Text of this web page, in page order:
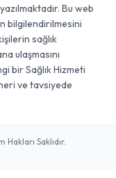
Bu web
bilgilendirilmesini
sağlık
ulaşmasını
bir Sağlık Hizmeti
ve tavsiyede
Saklıdır.